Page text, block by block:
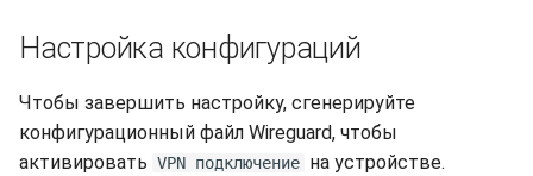
Настройка конфигураций
Чтобы завершить настройку, сгенерируйте
конфигурационный файл Wireguard, чтобы
активировать VPN подключение на устройстве.